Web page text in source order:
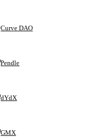
Curve DAO
Pendle
dYdX
GMX